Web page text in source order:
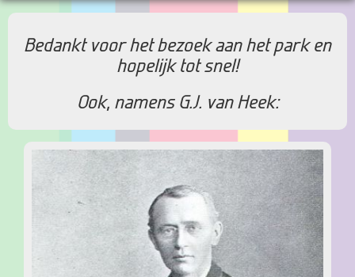
Bedankt voor het bezoek aan het park en
hopelijk tot snel!
Ook, namens G.J. van Heek: